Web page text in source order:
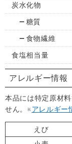
炭水化物
糖質
食物繊維
食塩相当量
アレルギー情報
本品には特定原材
せん。※アレルギー
えび